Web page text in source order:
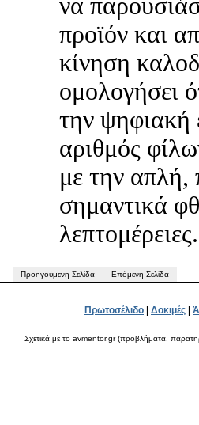
να
προϊόν και
κίνηση
ομολογήσει
την ψηφιακή
αριθμός
με την απλή,
σημαντικά
Προηγούμενη Σελίδα
Επόμενη Σελίδα
Πρωτοσέλιδο | Δοκιμές |
Σχετικά με το avmentor.gr (προβλήματα,